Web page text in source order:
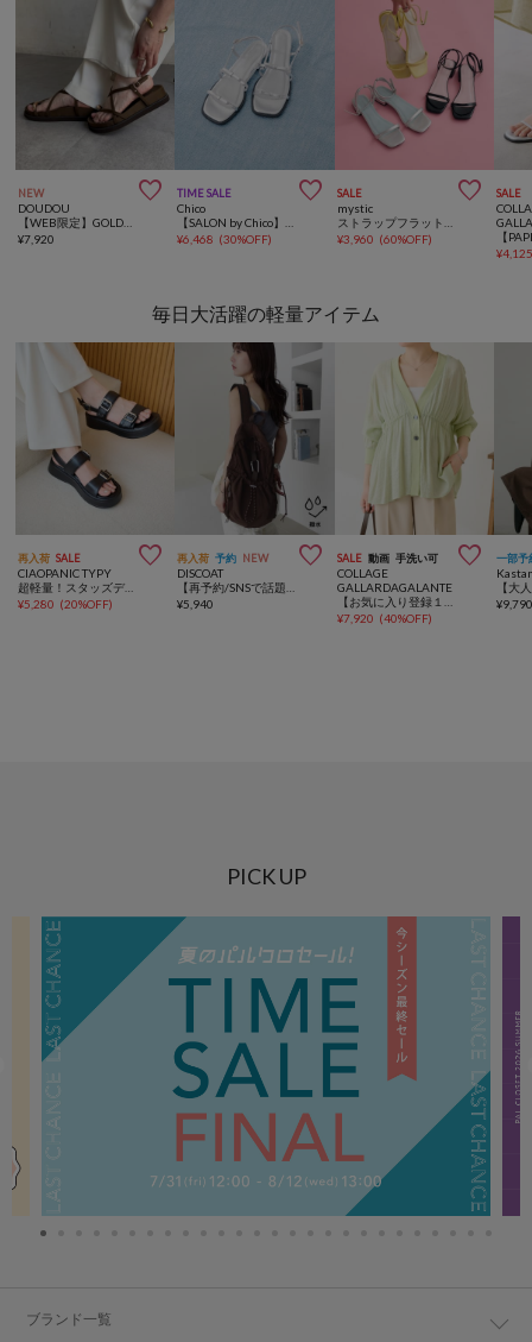
NEW 
DOUDOU
¥7,920
TIME SALE 
Chico
¥6,468 (30%OFF)
SALE 
mystic
¥3,960 (60%OFF)
SALE
¥
毎日大活躍の軽量アイテム
再入荷 SALE 
CIAOPANIC TYPY
¥5,280 (20%OFF)
再入荷 予約 NEW 
DISCOAT
¥5,940
SALE 動画 手洗い可 
COLLAGE
GALLARDAGALANTE
¥7,920 (40%OFF)
一部予
¥
PICK UP
ブランド一覧